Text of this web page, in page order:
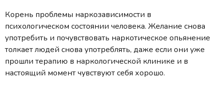
Корень проблемы наркозависимости в
психологическом состоянии человека. Желание снова
употребить и почувствовать наркотическое опьянение
толкает людей снова употреблять, даже если они уже
прошли терапию в наркологической клинике и в
настоящий момент чувствуют себя хорошо.